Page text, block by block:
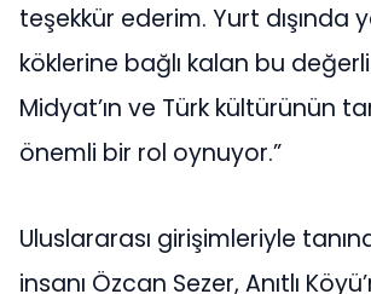
teşekkür ederim. Yurt dışında
köklerine bağlı kalan bu
Midyat’ın ve Türk kültürünün
önemli bir rol oynuyor.”
Uluslararası girişimleriyle
insanı Özcan Sezer, Anıtlı